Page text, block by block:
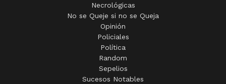
Necrológicas
No se Queje si no se Queja
Opinión
Policiales
Política
Random
Sepelios
Sucesos Notables